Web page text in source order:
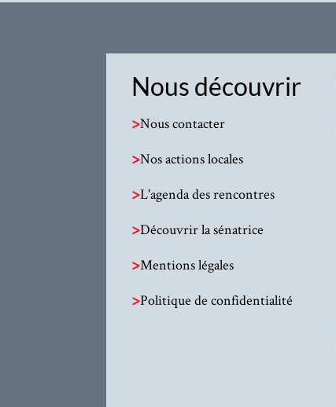
Nous découvrir
>Nous contacter
>Nos actions locales
>L'agenda des rencontres
>Découvrir la sénatrice
>Mentions légales
>Politique de confidentialité